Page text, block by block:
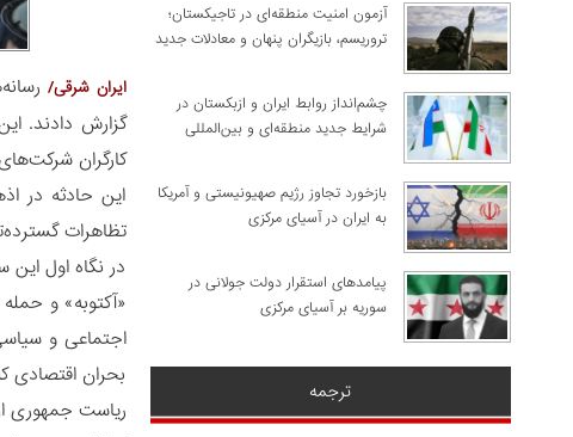
ایران شرقی/
کارگران شرکت‌های نفتی و
این حادثه در
تظاهرات
در نگاه اول
«آکتوبه» و
اجتماعی و
بحران اقتصادی
ریاست جمهوری
آزمون امنیت منطقه‌ای در تاجیکستان؛
تروریسم، بازیگران پنهان و معادلات جدید
چشم‌انداز روابط ایران و ازبکستان در
شرایط جدید منطقه‌ای و بین‌المللی
​بازخورد تجاوز رژیم صهیونیستی و آمریکا
به ایران در آسیای مرکزی
پیامدهای استقرار دولت جولانی در
سوریه بر آسیای مرکزی
ترجمه